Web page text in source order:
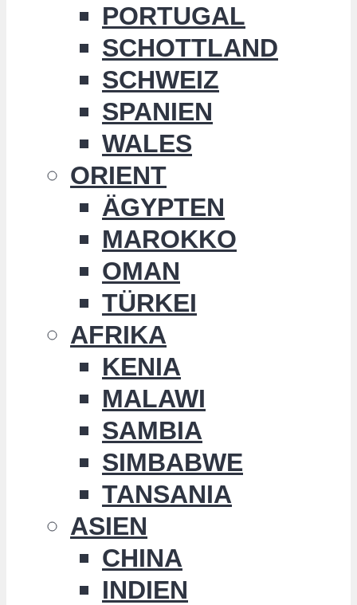
PORTUGAL
SCHOTTLAND
SCHWEIZ
SPANIEN
WALES
ORIENT
ÄGYPTEN
MAROKKO
OMAN
TÜRKEI
AFRIKA
KENIA
MALAWI
SAMBIA
SIMBABWE
TANSANIA
ASIEN
CHINA
INDIEN